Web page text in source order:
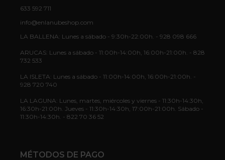
633 592 711
info@enlanubeshop.com
LA BALLENA: Lunes a sábado - 9:30h-22:00h. - 928 098 666
ARUCAS: Lunes a sábado - 11:00h-14:00h, 16:00h-21:00h. - 828
732 533
LA ISLETA: Lunes a sábado - 11:00h-14:00h, 16:00h-21:00h. -
928 720 740
LA LAGUNA: Lunes, martes, miércoles y viernes - 11:30h-14:30h,
16:30h-21:00h. Jueves - 11:30h-14:30h, 17:00h-21:00h. Sábado -
11:30h-14:30h. - 822 70 36 52
MÉTODOS DE PAGO